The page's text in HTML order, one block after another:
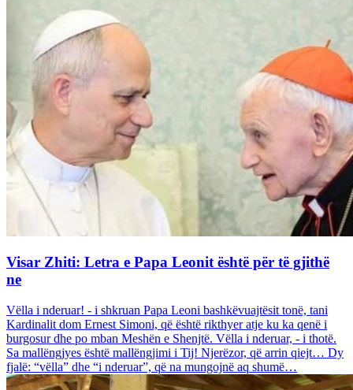
Visar Zhiti: Letra e Papa Leonit është për të gjithë
ne
Vëlla i nderuar! - i shkruan Papa Leoni bashkëvuajtësit tonë, tani
Kardinalit dom Ernest Simoni, që është rikthyer atje ku ka qenë i
burgosur dhe po mban Meshën e Shenjtë. Vëlla i nderuar, - i thotë.
Sa mallëngjyes është mallëngjimi i Tij! Njerëzor, që arrin qiejt… Dy
fjalë: “vëlla” dhe “i nderuar”, që na mungojnë aq shumë…